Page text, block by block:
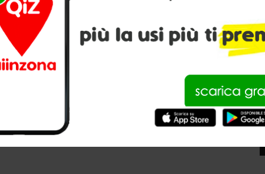
TUTTO PER CACCIA E FUOCHI